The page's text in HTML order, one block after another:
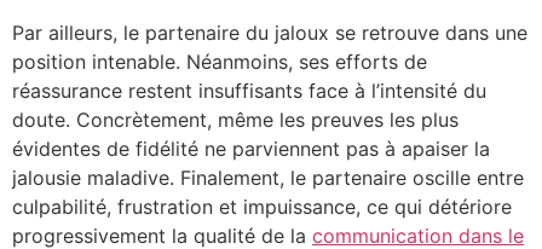
Par ailleurs, le partenaire du jaloux se retrouve dans une
position intenable. Néanmoins, ses efforts de
réassurance restent insuffisants face à l’intensité du
doute. Concrètement, même les preuves les plus
évidentes de fidélité ne parviennent pas à apaiser la
jalousie maladive. Finalement, le partenaire oscille entre
culpabilité, frustration et impuissance, ce qui détériore
progressivement la qualité de la communication dans le